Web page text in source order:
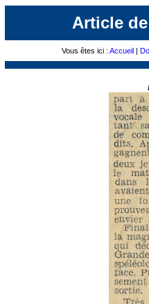
Article
Vous êtes ici : Accueil|